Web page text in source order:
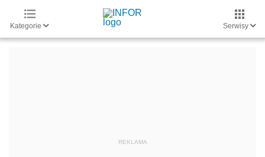
Kategorie Serwisy